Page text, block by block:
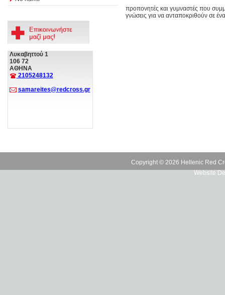
Λυκαβηττού 1
106 72
ΑΘΗΝΑ
2105248132
samareites@redcross.gr
προπονητές και γυμναστές που
γνώσεις για να ανταποκριθούν σε
Copyright © 2026 Hellenic Red
Website